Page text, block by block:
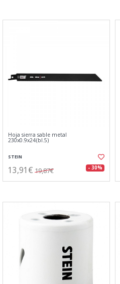
Hoja sierra sable metal
230x0.9x24(bl.5)
STEIN
13,91€ 19,87€ - 30%